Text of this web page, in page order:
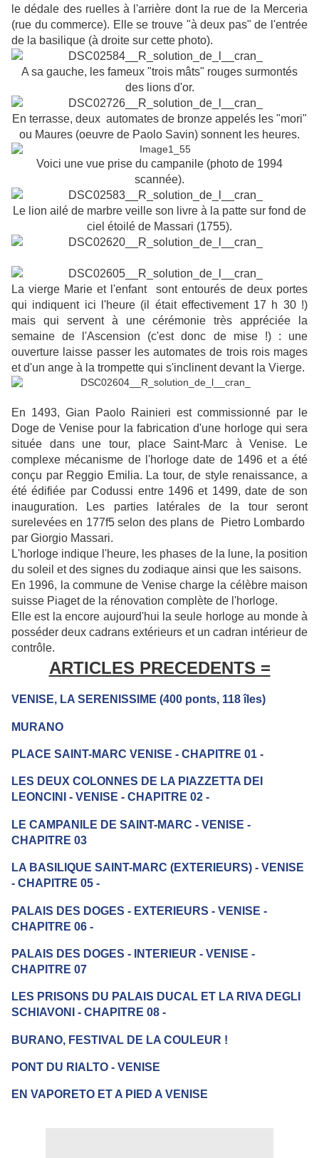
le dédale des ruelles à l'arrière dont la rue de la Merceria
(rue du commerce). Elle se trouve "à deux pas" de l'entrée
de la basilique (à droite sur cette photo).
A sa gauche, les fameux "trois mâts" rouges surmontés
des lions d'or.
En terrasse, deux automates de bronze appelés les "mori"
ou Maures (oeuvre de Paolo Savin) sonnent les heures.
Voici une vue prise du campanile (photo de 1994
scannée).
Le lion ailé de marbre veille son livre à la patte sur fond de
ciel étoilé de Massari (1755).
La vierge Marie et l'enfant sont entourés de deux portes
qui indiquent ici l'heure (il était effectivement 17 h 30 !)
mais qui servent à une cérémonie très appréciée la
semaine de l'Ascension (c'est donc de mise !) : une
ouverture laisse passer les automates de trois rois mages
et d'un ange à la trompette qui s'inclinent devant la Vierge.
En 1493, Gian Paolo Rainieri est commissionné par le
Doge de Venise pour la fabrication d'une horloge qui sera
située dans une tour, place Saint-Marc à Venise.
Le
complexe mécanisme de l'horloge date de 1496 et a été
conçu par Reggio Emilia. La tour, de style renaissance, a
été édifiée par Codussi entre 1496 et 1499, date de son
inauguration.
Les parties latérales de la tour seront
surelevées en 177f5 selon des plans de Pietro Lombardo
par Giorgio Massari.
L'horloge indique l'heure, les phases de la lune, la position
du soleil et des signes du zodiaque ainsi que les saisons.
En 1996, la commune de Venise charge la célèbre maison
suisse Piaget de la rénovation complète de l'horloge.
Elle est la encore aujourd'hui la seule horloge au monde à
posséder deux cadrans extérieurs et un cadran intérieur de
contrôle.
ARTICLES PRECEDENTS =
VENISE, LA SERENISSIME (400 ponts, 118 îles)
MURANO
PLACE SAINT-MARC VENISE - CHAPITRE 01 -
LES DEUX COLONNES DE LA PIAZZETTA DEI
LEONCINI - VENISE - CHAPITRE 02 -
LE CAMPANILE DE SAINT-MARC - VENISE -
CHAPITRE 03
LA BASILIQUE SAINT-MARC (EXTERIEURS) - VENISE
- CHAPITRE 05 -
PALAIS DES DOGES - EXTERIEURS - VENISE -
CHAPITRE 06 -
PALAIS DES DOGES - INTERIEUR - VENISE -
CHAPITRE 07
LES PRISONS DU PALAIS DUCAL ET LA RIVA DEGLI
SCHIAVONI - CHAPITRE 08 -
BURANO, FESTIVAL DE LA COULEUR !
PONT DU RIALTO - VENISE
EN VAPORETO ET A PIED A VENISE